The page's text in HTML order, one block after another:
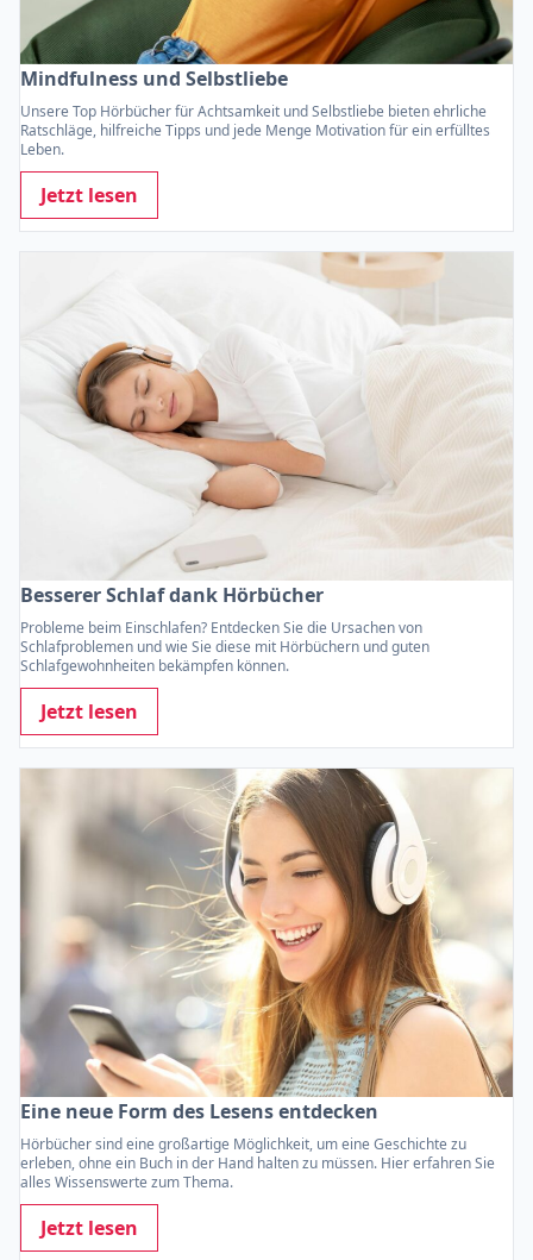
Mindfulness und Selbstliebe
Unsere Top Hörbücher für Achtsamkeit und Selbstliebe bieten ehrliche
Ratschläge, hilfreiche Tipps und jede Menge Motivation für ein erfülltes
Leben.
Jetzt lesen
Besserer Schlaf dank Hörbücher
Probleme beim Einschlafen? Entdecken Sie die Ursachen von
Schlafproblemen und wie Sie diese mit Hörbüchern und guten
Schlafgewohnheiten bekämpfen können.
Jetzt lesen
Eine neue Form des Lesens entdecken
Hörbücher sind eine großartige Möglichkeit, um eine Geschichte zu
erleben, ohne ein Buch in der Hand halten zu müssen. Hier erfahren Sie
alles Wissenswerte zum Thema.
Jetzt lesen